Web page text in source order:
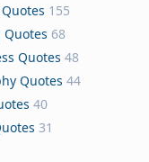
155
Quotes 68
Quotes 48
Quotes 44
40
31